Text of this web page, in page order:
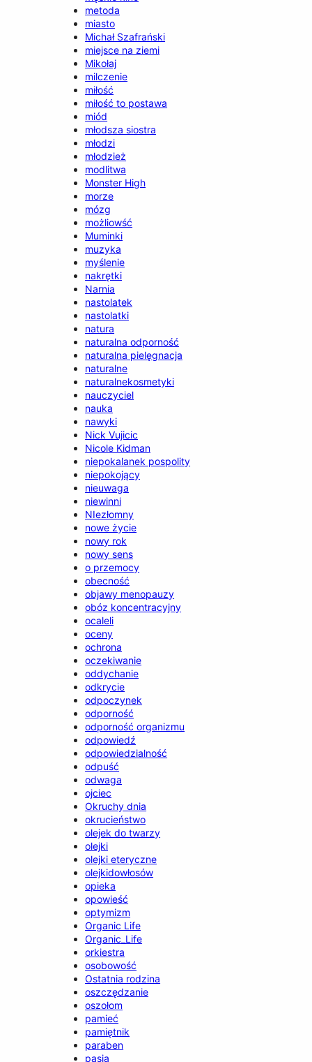
metoda
miasto
Michał Szafrański
miejsce na ziemi
Mikołaj
milczenie
miłość
miłość to postawa
miód
młodsza siostra
młodzi
młodzież
modlitwa
Monster High
morze
mózg
możliowść
Muminki
muzyka
myślenie
nakrętki
Narnia
nastolatek
nastolatki
natura
naturalna odporność
naturalna pielęgnacja
naturalne
naturalnekosmetyki
nauczyciel
nauka
nawyki
Nick Vujicic
Nicole Kidman
niepokalanek pospolity
niepokojący
nieuwaga
niewinni
NIezłomny
nowe życie
nowy rok
nowy sens
o przemocy
obecność
objawy menopauzy
obóz koncentracyjny
ocaleli
oceny
ochrona
oczekiwanie
oddychanie
odkrycie
odpoczynek
odporność
odporność organizmu
odpowiedź
odpowiedzialność
odpuść
odwaga
ojciec
Okruchy dnia
okrucieństwo
olejek do twarzy
olejki
olejki eteryczne
olejkidowłosów
opieka
opowieść
optymizm
Organic Life
Organic_Life
orkiestra
osobowość
Ostatnia rodzina
oszczędzanie
oszołom
pamieć
pamiętnik
paraben
pasja